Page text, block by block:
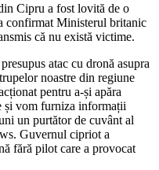
Cipru a fost lovită de o
confirmat Ministerul britanic
că nu există victime.
atac cu dronă asupra
noastre din regiune
pentru a-și apăra
și vom furniza informații
un purtător de cuvânt al
Guvernul cipriot a
fără pilot care a provocat